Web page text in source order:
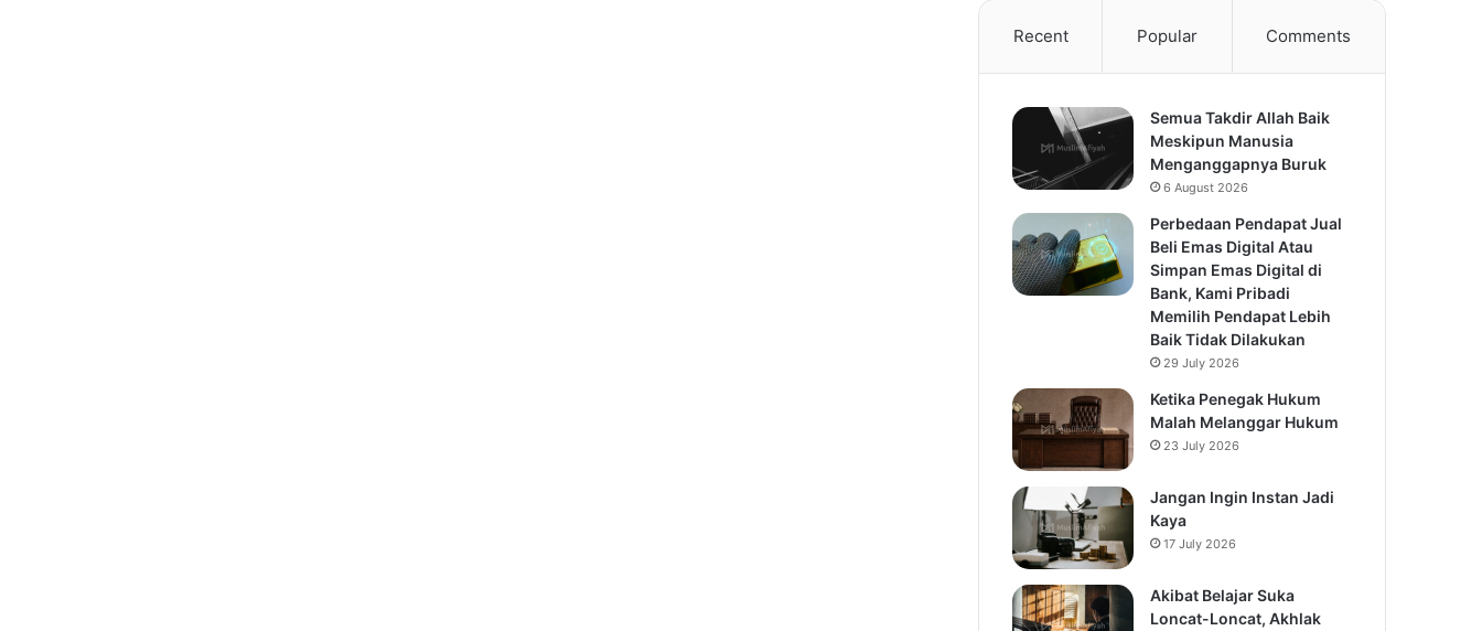
Recent Popular Comments
Semua Takdir Allah Baik
Meskipun Manusia
Menganggapnya Buruk
6 August 2026
Perbedaan Pendapat Jual
Beli Emas Digital Atau
Simpan Emas Digital di
Bank, Kami Pribadi
Memilih Pendapat Lebih
Baik Tidak Dilakukan
29 July 2026
Ketika Penegak Hukum
Malah Melanggar Hukum
23 July 2026
Jangan Ingin Instan Jadi
Kaya
17 July 2026
Akibat Belajar Suka
Loncat-Loncat, Akhlak